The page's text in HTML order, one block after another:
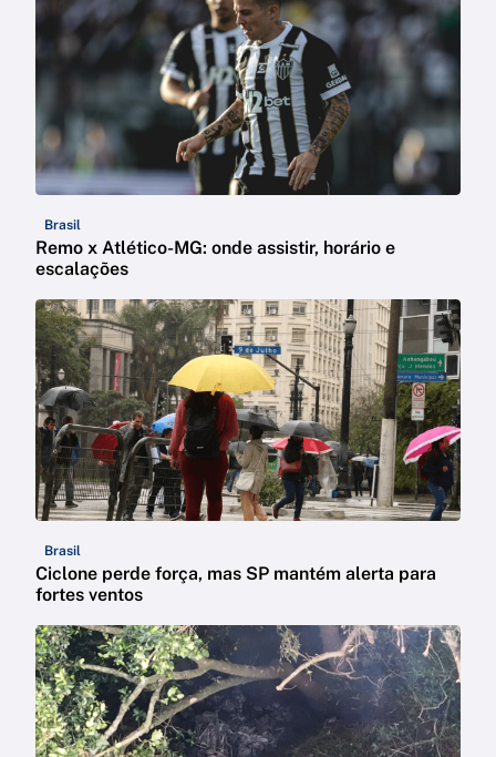
Brasil
Remo x Atlético-MG: onde assistir, horário e
escalações
Brasil
Ciclone perde força, mas SP mantém alerta para
fortes ventos